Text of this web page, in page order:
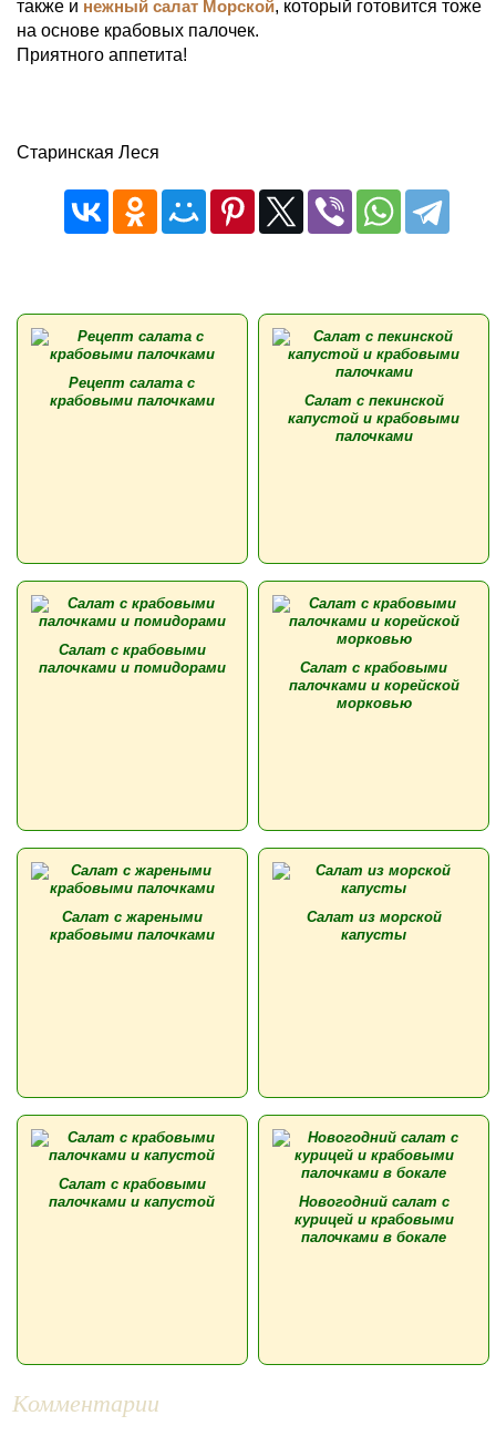
также и нежный салат Морской, который готовится тоже
на основе крабовых палочек.
Приятного аппетита!
Старинская Леся
Рецепт салата с
крабовыми палочками
Салат с пекинской
капустой и крабовыми
палочками
Салат с крабовыми
палочками и помидорами
Салат с крабовыми
палочками и корейской
морковью
Салат с жареными
крабовыми палочками
Салат из морской
капусты
Салат с крабовыми
палочками и капустой
Новогодний салат с
курицей и крабовыми
палочками в бокале
Комментарии